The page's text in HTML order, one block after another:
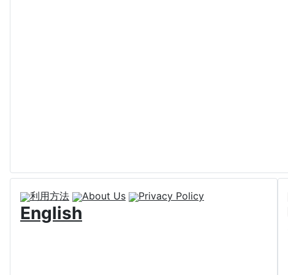
利用方法 About Us Privacy Policy
English